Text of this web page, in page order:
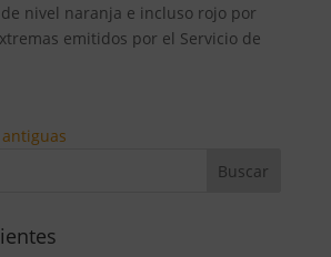
nivel naranja e incluso rojo por
emitidos por el Servicio de